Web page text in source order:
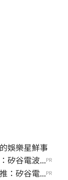
娛樂星鮮事
矽谷電波...PR
：矽谷電...PR